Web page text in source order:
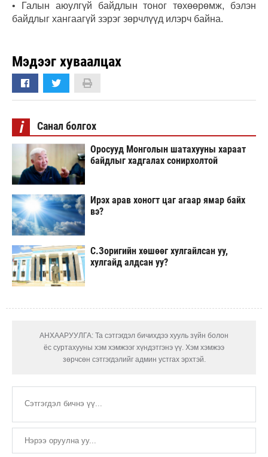
• Галын аюулгүй байдлын тоног төхөөрөмж, бэлэн
байдлыг хангаагүй зэрэг зөрчлүүд илэрч байна.
Мэдээг хуваалцах
i Санал болгох
Оросууд Монголын шатахууны хараат
байдлыг хадгалах сонирхолтой
Ирэх арав хоногт цаг агаар ямар байх
вэ?
С.Зоригийн хөшөөг хулгайлсан уу,
хулгайд алдсан уу?
АНХААРУУЛГА: Та сэтгэгдэл бичихдээ хууль зүйн болон
ёс суртахууны хэм хэмжээг хүндэтгэнэ үү. Хэм хэмжээ
зөрчсөн сэтгэгдэлийг админ устгах эрхтэй.